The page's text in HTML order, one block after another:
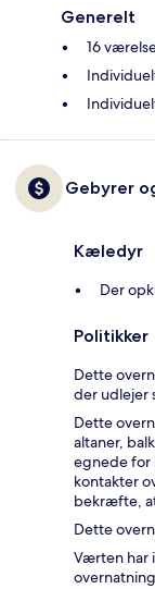
Generelt
16
Gebyrer
Kæledyr
Der
Politikker
Dette
der udlejer
Dette
altaner,
egnede for
kontakter
bekræfte,
Dette
Værten har